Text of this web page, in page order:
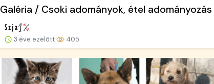
Galéria / Csoki adományok, étel adományozás
3 éve ezelőtt 405